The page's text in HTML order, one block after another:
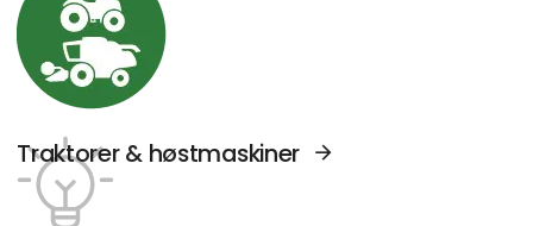
Traktorer & høstmaskiner